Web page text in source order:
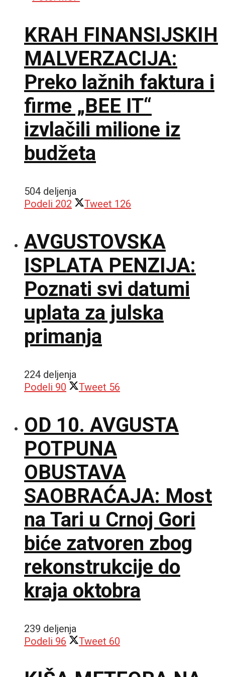
KRAH FINANSIJSKIH
MALVERZACIJA:
Preko lažnih faktura i
firme „BEE IT“
izvlačili milione iz
budžeta
504 deljenja
Podeli 202 Tweet 126
AVGUSTOVSKA
ISPLATA PENZIJA:
Poznati svi datumi
uplata za julska
primanja
224 deljenja
Podeli 90 Tweet 56
OD 10. AVGUSTA
POTPUNA
OBUSTAVA
SAOBRAĆAJA: Most
na Tari u Crnoj Gori
biće zatvoren zbog
rekonstrukcije do
kraja oktobra
239 deljenja
Podeli 96 Tweet 60